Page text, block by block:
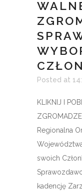
Posted at
KLIKNIJ I
Regionalna
swoich
kadencję